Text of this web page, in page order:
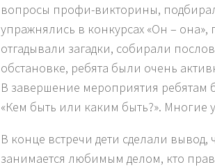
вопросы профи-викторины,
упражнялись в конкурсах «Он –
отгадывали загадки, собирали
обстановке, ребята были очень
В завершение мероприятия ребятам
«Кем быть или каким быть?». Многие
В конце встречи дети сделали вывод,
занимается любимым делом, кто